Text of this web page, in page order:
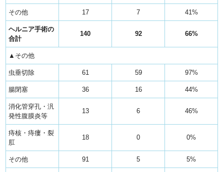
その他 17 7 41%
ヘルニア手術の
合計
140 92 66%
▲その他
虫垂切除 61 59 97%
腸閉塞 36 16 44%
消化管穿孔・汎
発性腹膜炎等
13 6 46%
痔核・痔瘻・裂
肛
18 0 0%
その他 91 5 5%